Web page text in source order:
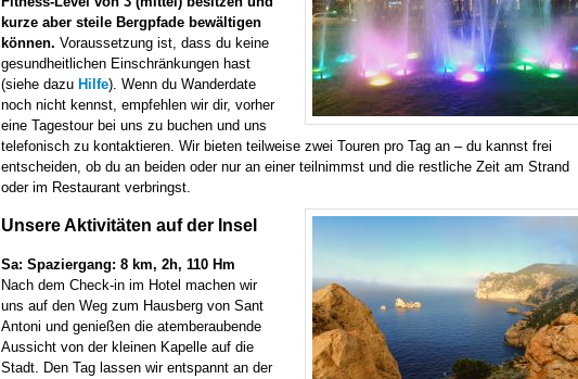
kurze aber steile Bergpfade bewältigen
können. Voraussetzung ist, dass du keine
gesundheitlichen Einschränkungen hast
(siehe dazu Hilfe). Wenn du Wanderdate
noch nicht kennst, empfehlen wir dir, vorher
eine Tagestour bei uns zu buchen und uns
telefonisch zu kontaktieren. Wir bieten teilweise zwei Touren pro Tag an – du kannst frei
entscheiden, ob du an beiden oder nur an einer teilnimmst und die restliche Zeit am Strand
oder im Restaurant verbringst.
Unsere Aktivitäten auf der Insel
Sa: Spaziergang: 8 km, 2h, 110 Hm
Nach dem Check-in im Hotel machen wir
uns auf den Weg zum Hausberg von Sant
Antoni und genießen die atemberaubende
Aussicht von der kleinen Kapelle auf die
Stadt. Den Tag lassen wir entspannt an der